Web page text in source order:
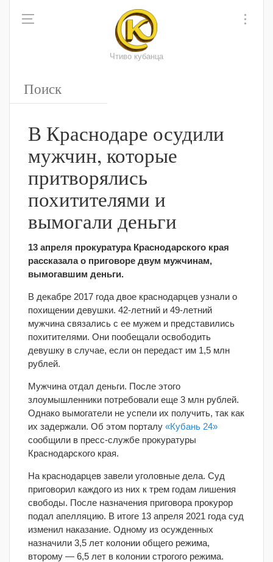
Чтиво кубанца
В Краснодаре осудили
мужчин, которые
притворялись
похитителями и
вымогали деньги
13 апреля прокуратура Краснодарского края
рассказала о приговоре двум мужчинам,
вымогавшим деньги.
В декабре 2017 года двое краснодарцев узнали о
похищении девушки. 42-летний и 49-летний
мужчина связались с ее мужем и представились
похитителями. Они пообещали освободить
девушку в случае, если он передаст им 1,5 млн
рублей.
Мужчина отдал деньги. После этого
злоумышленники потребовали еще 3 млн рублей.
Однако вымогатели не успели их получить, так как
их задержали. Об этом порталу «Кубань 24»
сообщили в пресс-службе прокуратуры
Краснодарского края.
На краснодарцев завели уголовные дела. Суд
приговорил каждого из них к трем годам лишения
свободы. После назначения приговора прокурор
подал апелляцию. В итоге 13 апреля 2021 года суд
изменил наказание. Одному из осужденных
назначили 3,5 лет колонии общего режима,
второму — 6,5 лет в колонии строгого режима.